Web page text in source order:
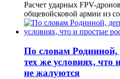
Расчет ударных FPV-
общевойсковой армии из
По словам Родниной,
тех же условиях, что
не жалуются